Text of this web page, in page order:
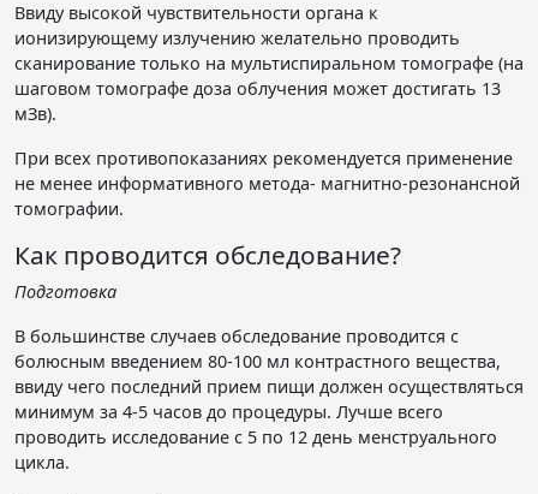
Ввиду высокой чувствительности органа к
ионизирующему излучению желательно проводить
сканирование только на мультиспиральном томографе (на
шаговом томографе доза облучения может достигать 13
мЗв).
При всех противопоказаниях рекомендуется применение
не менее информативного метода- магнитно-резонансной
томографии.
Как проводится обследование?
Подготовка
В большинстве случаев обследование проводится с
болюсным введением 80-100 мл контрастного вещества,
ввиду чего последний прием пищи должен осуществляться
минимум за 4-5 часов до процедуры. Лучше всего
проводить исследование с 5 по 12 день менструального
цикла.